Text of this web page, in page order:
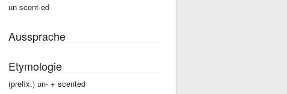
un·scent·ed
Aussprache
Etymologie
(prefix.) un- +‎ scented